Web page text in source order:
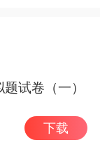
试卷（一）
下载